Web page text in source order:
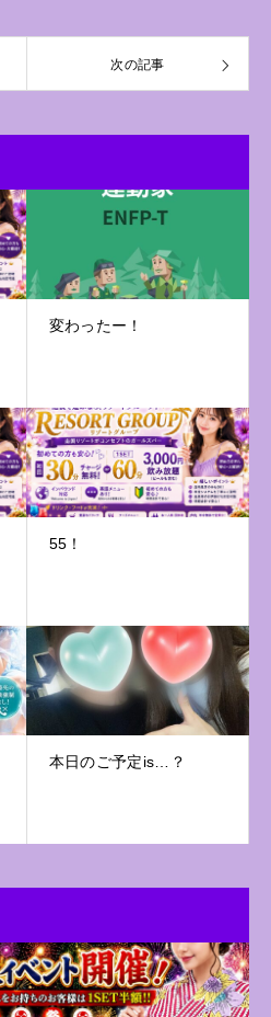
次の記事
変わったー！
55！
本日のご予定is…？